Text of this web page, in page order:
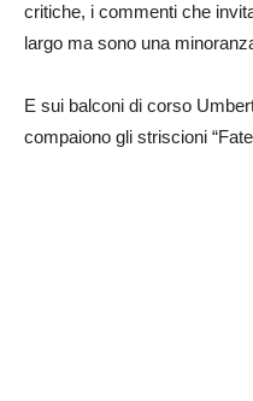
critiche, i commenti che
largo ma sono una
E sui balconi di corso
compaiono gli striscioni